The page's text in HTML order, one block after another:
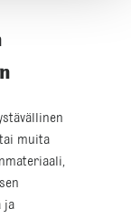
muita
ja